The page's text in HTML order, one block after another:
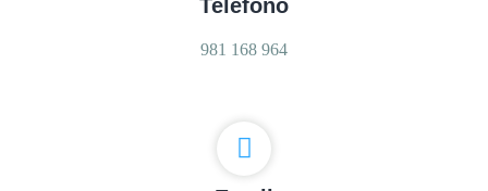
Teléfono
981 168 964